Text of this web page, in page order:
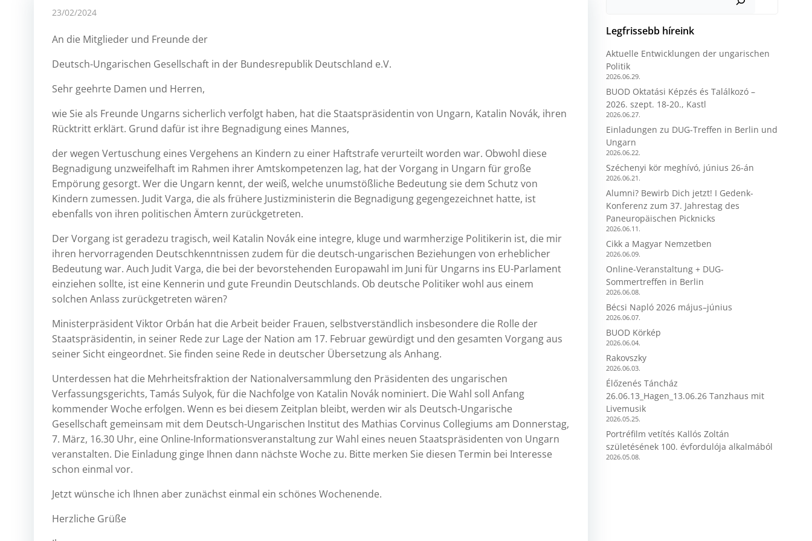
23/02/2024
An die Mitglieder und Freunde der
Deutsch-Ungarischen Gesellschaft in der Bundesrepublik Deutschland e.V.
Sehr geehrte Damen und Herren,
wie Sie als Freunde Ungarns sicherlich verfolgt haben, hat die Staatspräsidentin von Ungarn, Katalin Novák, ihren
Rücktritt erklärt. Grund dafür ist ihre Begnadigung eines Mannes,
der wegen Vertuschung eines Vergehens an Kindern zu einer Haftstrafe verurteilt worden war. Obwohl diese
Begnadigung unzweifelhaft im Rahmen ihrer Amtskompetenzen lag, hat der Vorgang in Ungarn für große
Empörung gesorgt. Wer die Ungarn kennt, der weiß, welche unumstößliche Bedeutung sie dem Schutz von
Kindern zumessen. Judit Varga, die als frühere Justizministerin die Begnadigung gegengezeichnet hatte, ist
ebenfalls von ihren politischen Ämtern zurückgetreten.
Der Vorgang ist geradezu tragisch, weil Katalin Novák eine integre, kluge und warmherzige Politikerin ist, die mir
ihren hervorragenden Deutschkenntnissen zudem für die deutsch-ungarischen Beziehungen von erheblicher
Bedeutung war. Auch Judit Varga, die bei der bevorstehenden Europawahl im Juni für Ungarns ins EU-Parlament
einziehen sollte, ist eine Kennerin und gute Freundin Deutschlands. Ob deutsche Politiker wohl aus einem
solchen Anlass zurückgetreten wären?
Ministerpräsident Viktor Orbán hat die Arbeit beider Frauen, selbstverständlich insbesondere die Rolle der
Staatspräsidentin, in seiner Rede zur Lage der Nation am 17. Februar gewürdigt und den gesamten Vorgang aus
seiner Sicht eingeordnet. Sie finden seine Rede in deutscher Übersetzung als Anhang.
Unterdessen hat die Mehrheitsfraktion der Nationalversammlung den Präsidenten des ungarischen
Verfassungsgerichts, Tamás Sulyok, für die Nachfolge von Katalin Novák nominiert. Die Wahl soll Anfang
kommender Woche erfolgen. Wenn es bei diesem Zeitplan bleibt, werden wir als Deutsch-Ungarische
Gesellschaft gemeinsam mit dem Deutsch-Ungarischen Institut des Mathias Corvinus Collegiums am Donnerstag,
7. März, 16.30 Uhr, eine Online-Informationsveranstaltung zur Wahl eines neuen Staatspräsidenten von Ungarn
veranstalten. Die Einladung ginge Ihnen dann nächste Woche zu. Bitte merken Sie diesen Termin bei Interesse
schon einmal vor.
Jetzt wünsche ich Ihnen aber zunächst einmal ein schönes Wochenende.
Herzliche Grüße
Legfrissebb híreink
Aktuelle Entwicklungen der ungarischen
Politik
2026.06.29.
BUOD Oktatási Képzés és Találkozó –
2026. szept. 18-20., Kastl
2026.06.27.
Einladungen zu DUG-Treffen in Berlin und
Ungarn
2026.06.22.
Széchenyi kör meghívó, június 26-án
2026.06.21.
Alumni? Bewirb Dich jetzt! I Gedenk-
Konferenz zum 37. Jahrestag des
Paneuropäischen Picknicks
2026.06.11.
Cikk a Magyar Nemzetben
2026.06.09.
Online-Veranstaltung + DUG-
Sommertreffen in Berlin
2026.06.08.
Bécsi Napló 2026 május–június
2026.06.07.
BUOD Körkép
2026.06.04.
Rakovszky
2026.06.03.
Élőzenés Táncház
26.06.13_Hagen_13.06.26 Tanzhaus mit
Livemusik
2026.05.25.
Portréfilm vetítés Kallós Zoltán
születésének 100. évfordulója alkalmából
2026.05.08.